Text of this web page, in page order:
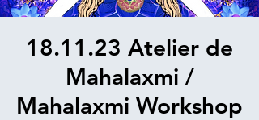
18.11.23 Atelier de
Mahalaxmi /
Mahalaxmi Workshop